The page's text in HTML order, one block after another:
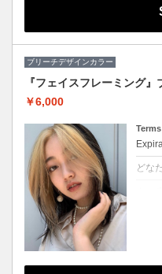
ブリーチデザインカラー
『フェイスフレーミング』
￥6,000
どな